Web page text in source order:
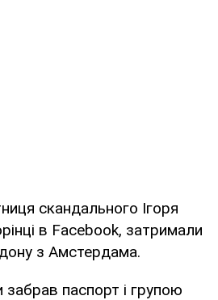
скандального Ігоря
в Facebook, затримали
з Амстердама.
паспорт і групою